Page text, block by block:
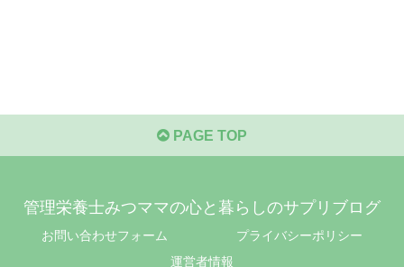
PAGE TOP
管理栄養士みつママの心と暮らしのサプリブログ
お問い合わせフォーム
プライバシーポリシー
運営者情報